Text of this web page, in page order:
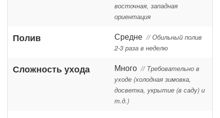
восточная, западная
ориентация
Полив Средне // Обильный полив
2-3 раза в неделю
Сложность ухода Много // Требовательно в
уходе (холодная зимовка,
досветка, укрытие (в саду) и
т.д.)